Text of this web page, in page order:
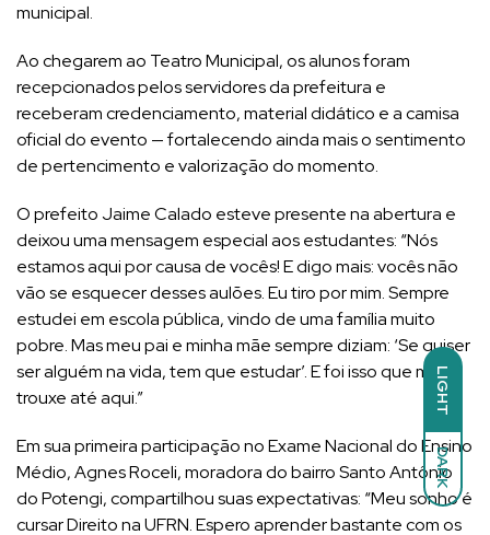
LIGHT
DARK
municipal.
Ao chegarem ao Teatro Municipal, os alunos foram
recepcionados pelos servidores da prefeitura e
receberam credenciamento, material didático e a camisa
oficial do evento — fortalecendo ainda mais o sentimento
de pertencimento e valorização do momento.
O prefeito Jaime Calado esteve presente na abertura e
deixou uma mensagem especial aos estudantes: “Nós
estamos aqui por causa de vocês! E digo mais: vocês não
vão se esquecer desses aulões. Eu tiro por mim. Sempre
estudei em escola pública, vindo de uma família muito
pobre. Mas meu pai e minha mãe sempre diziam: ‘Se quiser
ser alguém na vida, tem que estudar’. E foi isso que me
trouxe até aqui.”
Em sua primeira participação no Exame Nacional do Ensino
Médio, Agnes Roceli, moradora do bairro Santo Antônio
do Potengi, compartilhou suas expectativas: “Meu sonho é
cursar Direito na UFRN. Espero aprender bastante com os